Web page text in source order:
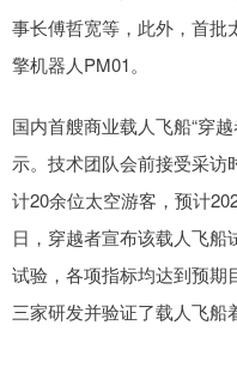
事长傅哲宽等，此外，首批
擎机器人PM01。
国内首艘商业载人飞船“穿
示。技术团队会前接受采访
计20余位太空游客，预计
日，穿越者宣布该载人飞
试验，各项指标均达到预期
三家研发并验证了载人飞船